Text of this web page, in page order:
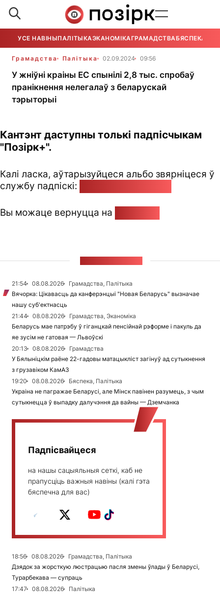
УСЕ НАВІНЫПАЛІТЫКАЭКАНОМІКАГРАМАДСТВАБЯСПЕКА
Грамадства Палітыка 02.09.2024 09:56
У жніўні краіны ЕС спынілі 2,8 тыс. спробаў
пранікнення нелегалаў з беларускай
тэрыторыі
Кантэнт даступны толькі падпісчыкам
"Позірк+".
Калі ласка, аўтарызуйцеся альбо звярніцеся ў
службу падпіскі:
Вы можаце вернуцца на
21:54 08.08.2026
Грамадства, Палітыка
Вячорка: Цікавасць да канферэнцыі "Новая Беларусь" вызначае
нашу суб'ектнасць
21:44
08.08.2026
Грамадства, Эканоміка
Беларусь мае патрэбу ў гіганцкай пенсійнай рэформе і пакуль да
яе зусім не гатовая — Львоўскі
20:13
08.08.2026
Грамадства
У Бялыніцкім раёне 22-гадовы матацыкліст загінуў ад сутыкнення
з грузавіком КамАЗ
19:20
08.08.2026
Бяспека, Палітыка
Украіна не пагражае Беларусі, але Мінск павінен разумець, з чым
сутыкнецца ў выпадку далучэння да вайны — Дземчанка
Падпісвайцеся
на нашы сацыяльныя сеткі, каб не
прапусціць важныя навіны (калі гэта
бяспечна для вас)
18:56 08.08.2026
Грамадства, Палітыка
Дзядок за жорсткую люстрацыю пасля змены ўлады ў Беларусі,
Турарбекава — супраць
17:47
08.08.2026
Палітыка